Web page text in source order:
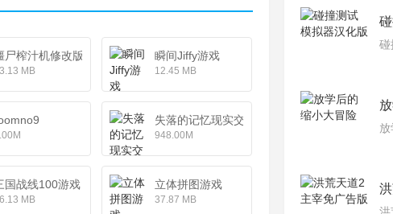
尸榨汁机修改版
MB
瞬间Jiffy游戏
12.45 MB
失落的记忆现实交替
948.00M
国战线100游戏（含福利id）
MB
立体拼图游戏
37.87 MB
碰